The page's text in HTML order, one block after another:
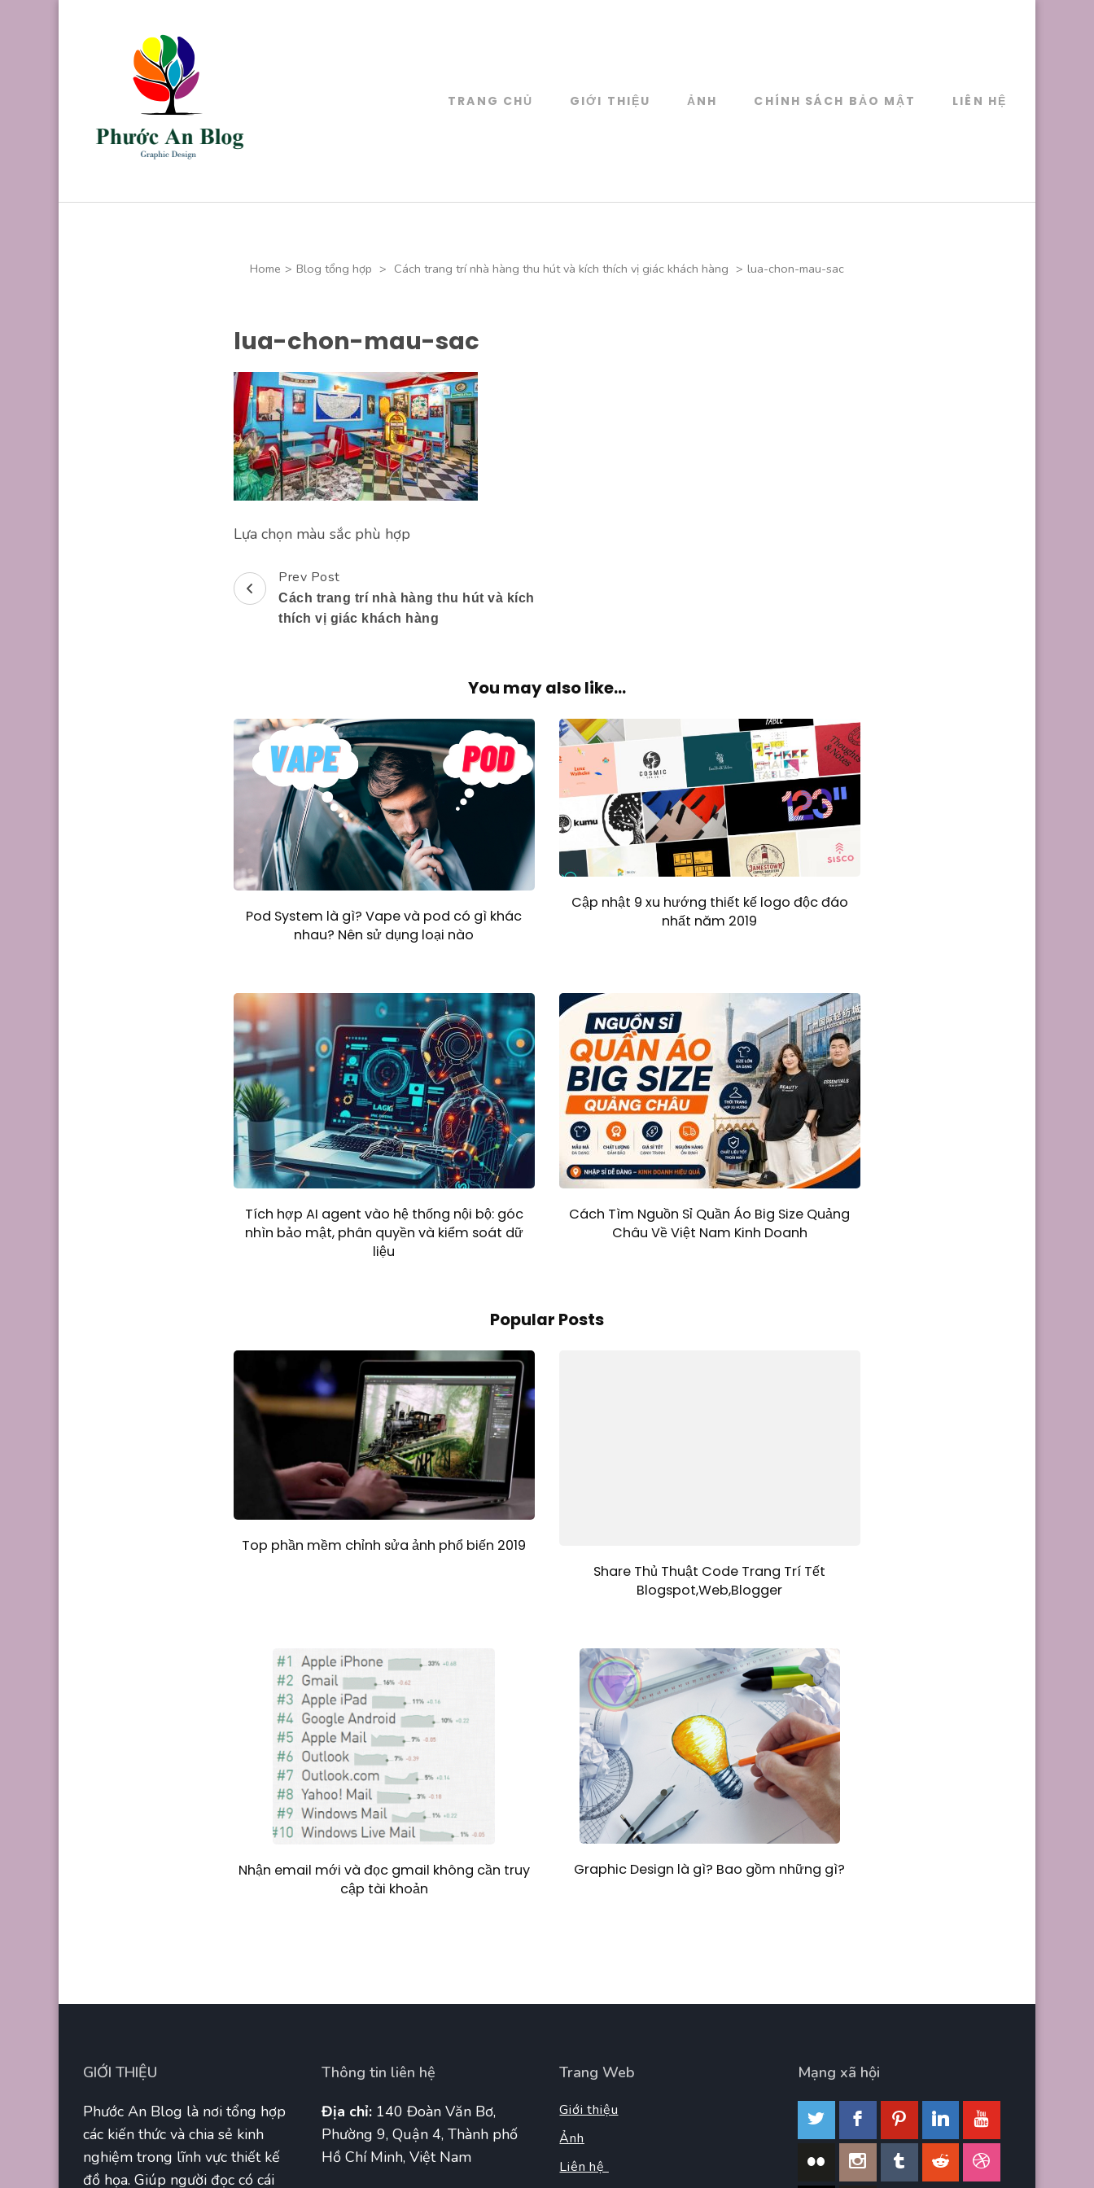
TRANG CHỦ GIỚI THIỆU ẢNH CHÍNH SÁCH BẢO MẬT LIÊN HỆ
Home > Blog tổng hợp > Cách trang trí nhà hàng thu hút và kích thích vị giác khách hàng > lua-chon-mau-sac
lua-chon-mau-sac
Lựa chọn màu sắc phù hợp
Post
Navigation
Prev Post
Cách trang trí nhà hàng thu hút và kích
thích vị giác khách hàng
You may also like...
Pod System là gì? Vape và pod có gì khác
nhau? Nên sử dụng loại nào
Cập nhật 9 xu hướng thiết kế logo độc đáo
nhất năm 2019
Tích hợp AI agent vào hệ thống nội bộ: góc
nhìn bảo mật, phân quyền và kiểm soát dữ
liệu
Cách Tìm Nguồn Sỉ Quần Áo Big Size Quảng
Châu Về Việt Nam Kinh Doanh
Popular Posts
Top phần mềm chỉnh sửa ảnh phổ biến 2019
Share Thủ Thuật Code Trang Trí Tết
Blogspot,Web,Blogger
Nhận email mới và đọc gmail không cần truy
cập tài khoản
Graphic Design là gì? Bao gồm những gì?
GIỚI THIỆU
Phước An Blog là nơi tổng hợp
các kiến thức và chia sẻ kinh
nghiệm trong lĩnh vực thiết kế
đồ họa. Giúp người đọc có cái
Thông tin liên hệ
Địa chỉ: 140 Đoàn Văn Bơ,
Phường 9, Quận 4, Thành phố
Hồ Chí Minh, Việt Nam
Trang Web
Giới thiệu
Ảnh
Liên hệ
Mạng xã hội